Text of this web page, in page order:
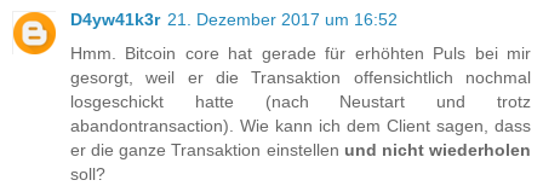
D4yw41k3r 21. Dezember 2017 um 16:52
Hmm. Bitcoin core hat gerade für erhöhten Puls bei mir
gesorgt, weil er die Transaktion offensichtlich nochmal
losgeschickt hatte (nach Neustart und trotz
abandontransaction). Wie kann ich dem Client sagen, dass
er die ganze Transaktion einstellen und nicht wiederholen
soll?